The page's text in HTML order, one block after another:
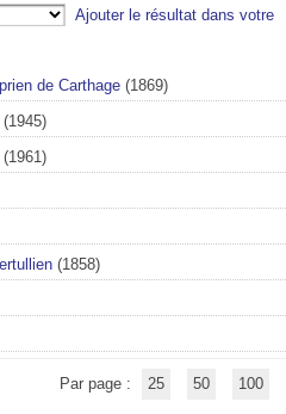
Ajouter le résultat dans votre
de Carthage (1869)
(1945)
(1961)
(1858)
Par page : 25 50 100